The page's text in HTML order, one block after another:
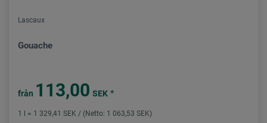
Lascaux
Gouache
från 113,00 SEK *
1 l = 1 329,41 SEK / (Netto: 1 063,53 SEK)